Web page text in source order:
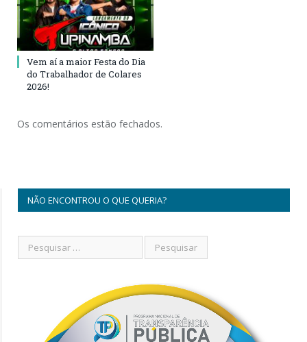
Vem aí a maior Festa do Dia
do Trabalhador de Colares
2026!
Os comentários estão fechados.
NÃO ENCONTROU O QUE QUERIA?